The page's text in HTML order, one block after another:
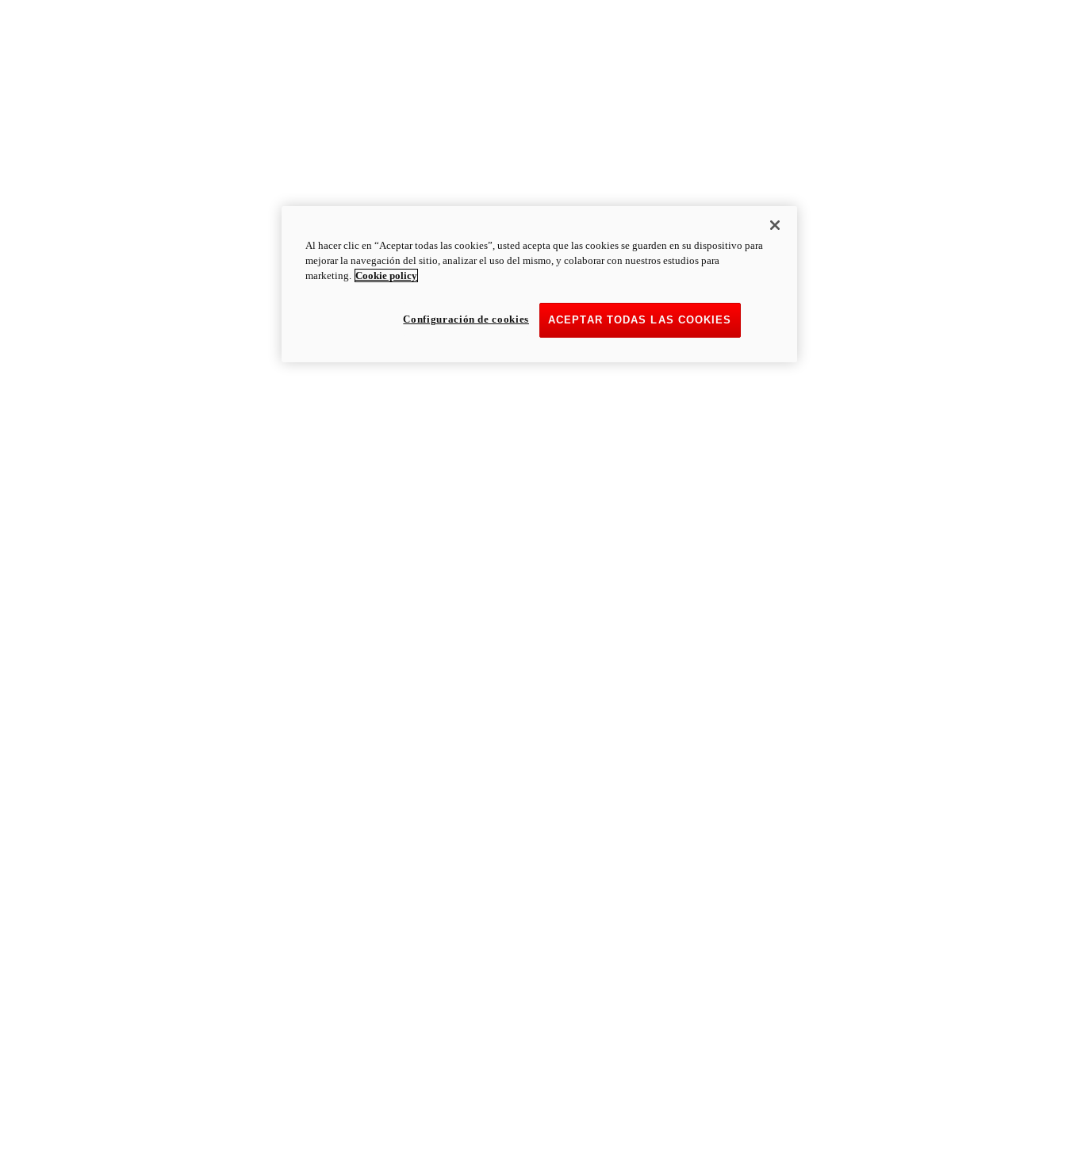
Al hacer clic en “Aceptar todas las cookies”, usted acepta que las cookies se guarden en su dispositivo para
mejorar la navegación del sitio, analizar el uso del mismo, y colaborar con nuestros estudios para
marketing. Cookie policy
ACEPTAR TODAS LAS COOKIES
Configuración de cookies